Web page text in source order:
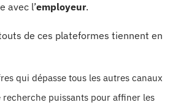
avec l’employeur.
de ces plateformes tiennent en
qui dépasse tous les autres canaux
recherche puissants pour affiner les